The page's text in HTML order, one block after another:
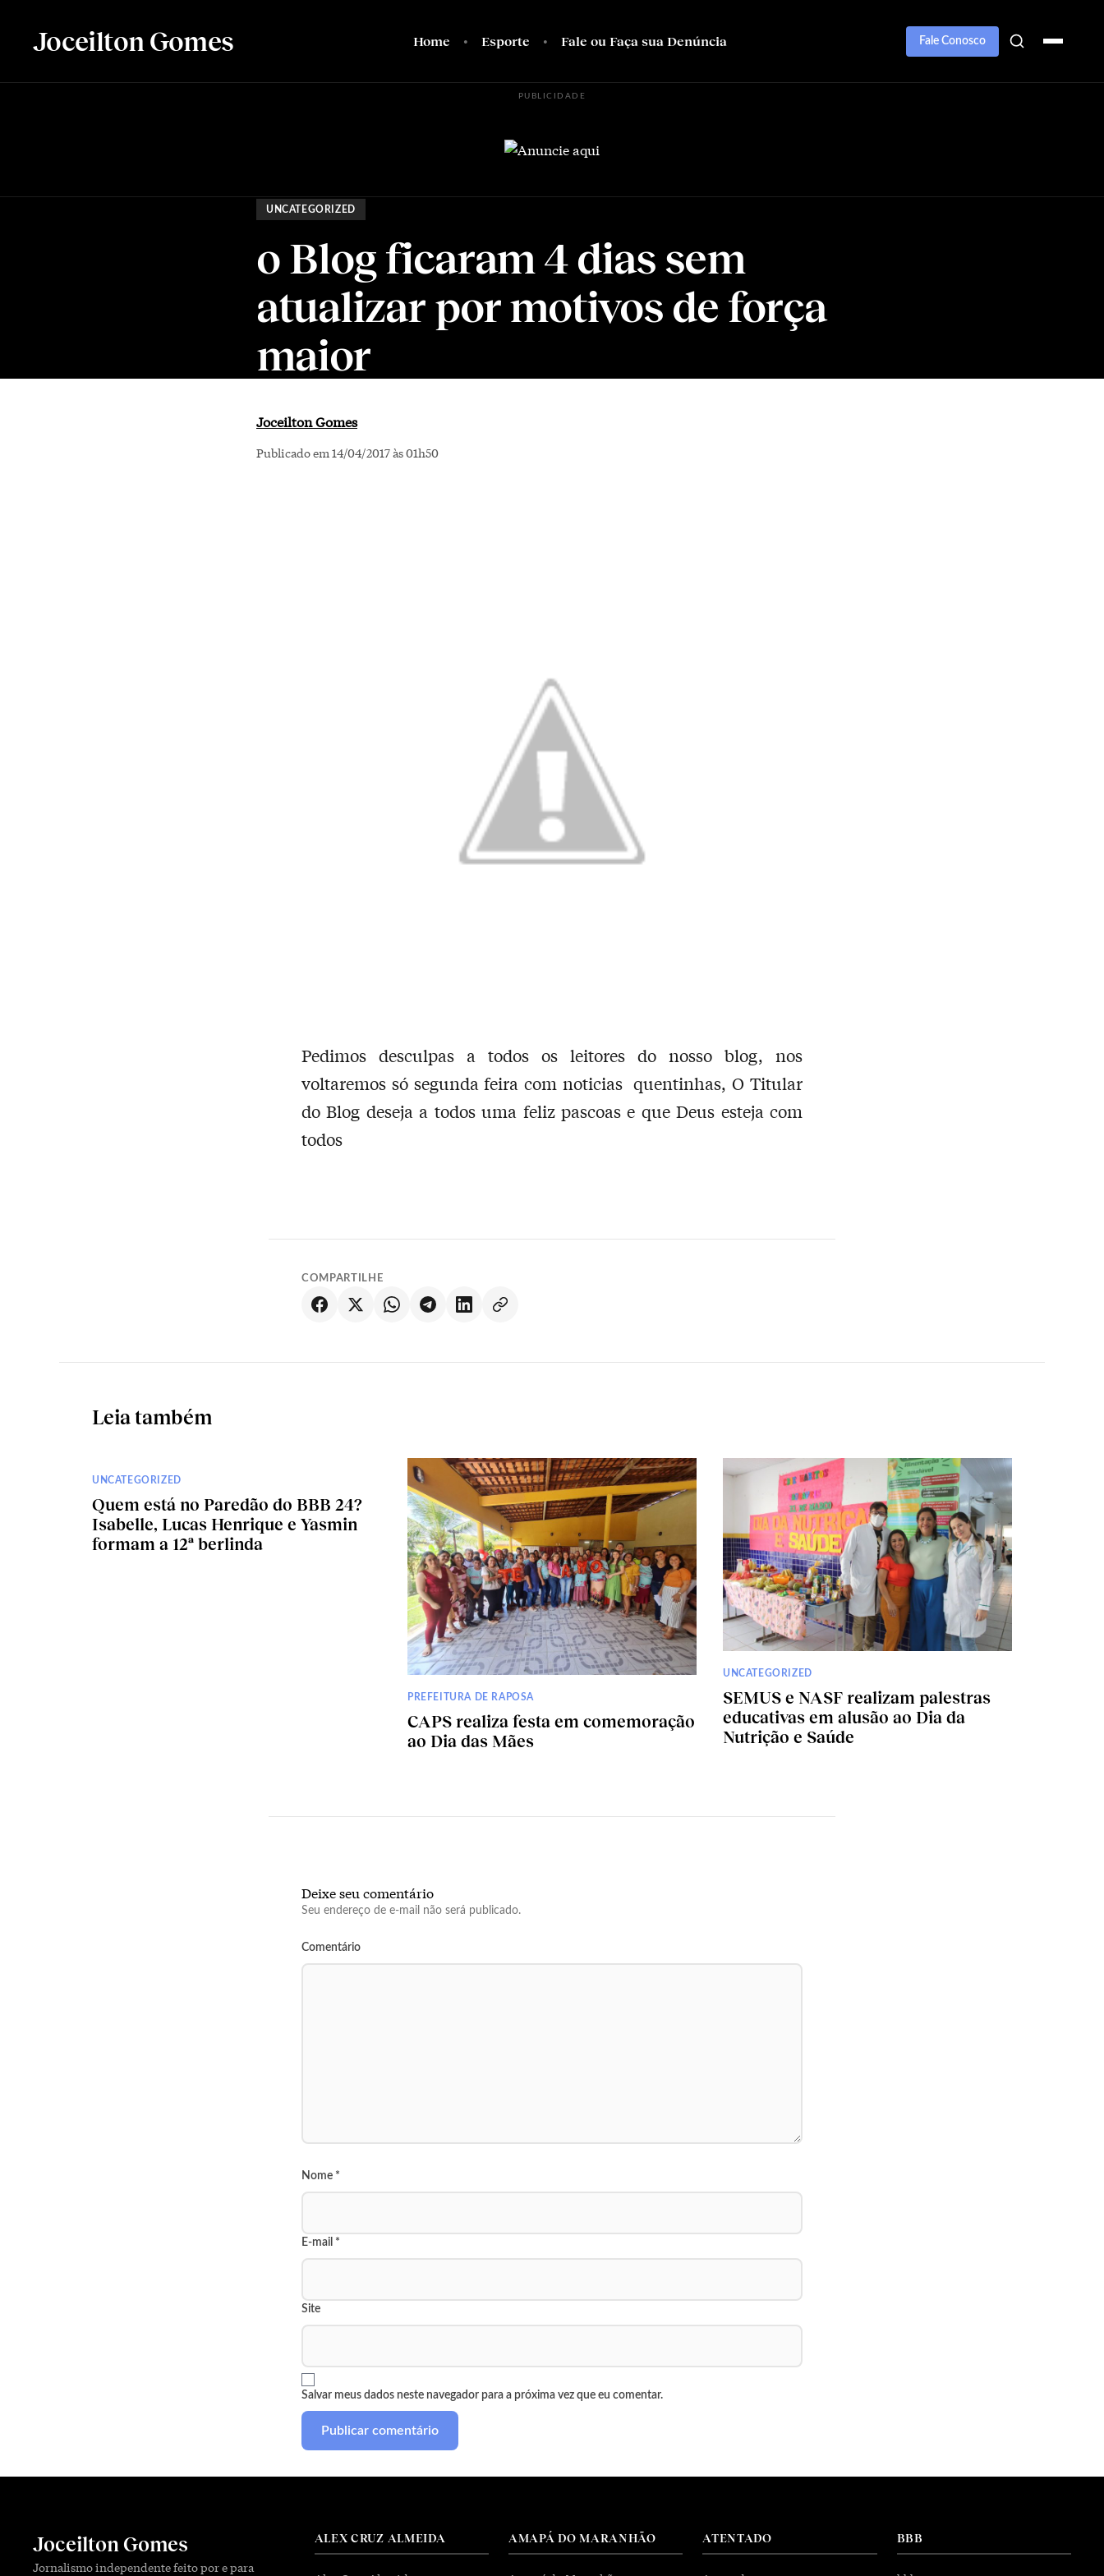
Joceilton Gomes Home Esporte Fale ou Faça sua Denúncia Fale Conosco
PUBLICIDADE
UNCATEGORIZED
o Blog ficaram 4 dias sem
atualizar por motivos de força
maior
Joceilton Gomes
Publicado em 14/04/2017 às 01h50
Pedimos desculpas a todos os leitores do nosso blog, nos
voltaremos só segunda feira com noticias quentinhas, O Titular
do Blog deseja a todos uma feliz pascoas e que Deus esteja com
todos
COMPARTILHE
Leia também
UNCATEGORIZED
Quem está no Paredão do BBB 24?
Isabelle, Lucas Henrique e Yasmin
formam a 12ª berlinda
PREFEITURA DE RAPOSA
CAPS realiza festa em comemoração
ao Dia das Mães
UNCATEGORIZED
SEMUS e NASF realizam palestras
educativas em alusão ao Dia da
Nutrição e Saúde
Deixe seu comentário
Seu endereço de e-mail não será publicado.
Comentário
Nome *
E-mail *
Site
Salvar meus dados neste navegador para a próxima vez que eu comentar.
Joceilton Gomes
Jornalismo independente feito por e para
ALEX CRUZ ALMEIDA AMAPÁ DO MARANHÃO ATENTADO BBB